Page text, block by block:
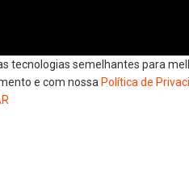
tecnologias semelhantes para
e com nossa Política de